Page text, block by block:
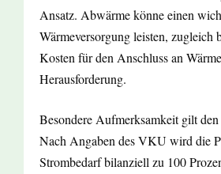
Ansatz. Abwärme könne einen
Wärmeversorgung leisten, zugleich
Kosten für den Anschluss an
Herausforderung.
Besondere Aufmerksamkeit gilt den
Nach Angaben des VKU wird die
Strombedarf bilanziell zu 100